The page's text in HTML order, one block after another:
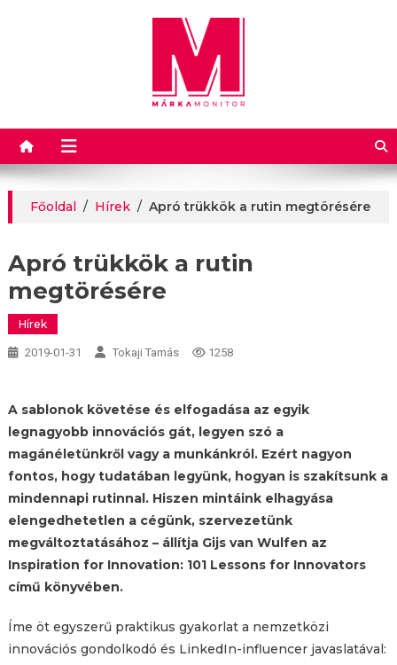
Márkamonitor
Főoldal / Hírek / Apró trükkök a rutin megtörésére
Apró trükkök a rutin
megtörésére
Hírek
2019-01-31 Tokaji Tamás 1258
A sablonok követése és elfogadása az egyik
legnagyobb innovációs gát, legyen szó a
magánéletünkről vagy a munkánkról. Ezért nagyon
fontos, hogy tudatában legyünk, hogyan is szakítsunk a
mindennapi rutinnal. Hiszen mintáink elhagyása
elengedhetetlen a cégünk, szervezetünk
megváltoztatásához – állítja Gijs van Wulfen az
Inspiration for Innovation: 101 Lessons for Innovators
című könyvében.
Íme öt egyszerű praktikus gyakorlat a nemzetközi
innovációs gondolkodó és LinkedIn-influencer javaslatával: